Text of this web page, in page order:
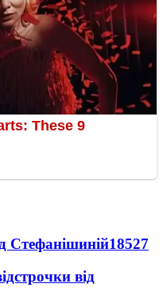
Стефанішиній18527
від